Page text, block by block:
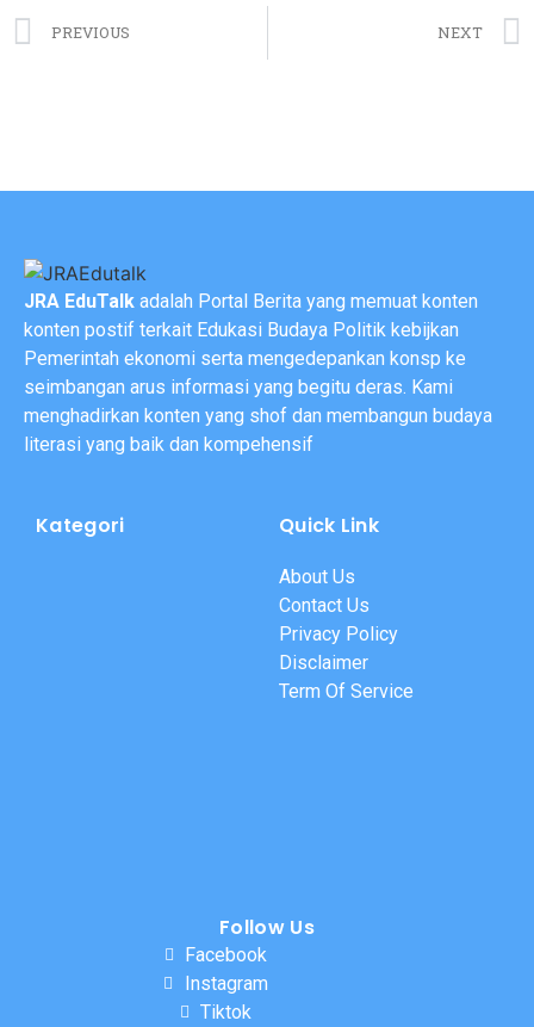
PREVIOUS NEXT
JRA EduTalk adalah Portal Berita yang memuat konten
konten postif terkait Edukasi Budaya Politik kebijkan
Pemerintah ekonomi serta mengedepankan konsp ke
seimbangan arus informasi yang begitu deras. Kami
menghadirkan konten yang shof dan membangun budaya
literasi yang baik dan kompehensif
Kategori Quick Link
About Us
Contact Us
Privacy Policy
Disclaimer
Term Of Service
Follow Us
Facebook
Instagram
Tiktok